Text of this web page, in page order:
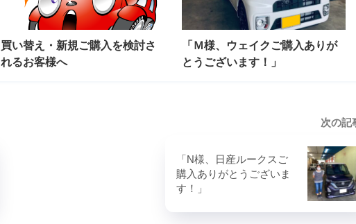
買い替え・新規ご購入を検討さ
れるお客様へ
「Ｍ様、ウェイクご購入ありが
とうございます！」
次の
「N様、日産ルークスご
購入ありがとうございま
す！」